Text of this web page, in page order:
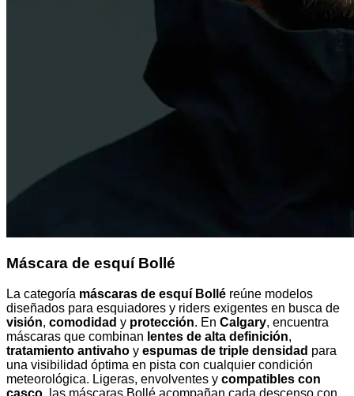
Máscara de esquí Bollé
La categoría máscaras de esquí Bollé reúne modelos
diseñados para esquiadores y riders exigentes en busca de
visión, comodidad y protección. En Calgary, encuentra
máscaras que combinan lentes de alta definición,
tratamiento antivaho y espumas de triple densidad para
una visibilidad óptima en pista con cualquier condición
meteorológica. Ligeras, envolventes y compatibles con
casco, las máscaras Bollé acompañan cada descenso con